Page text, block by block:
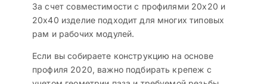
За счет совместимости с профилями 20х20 и
20х40 изделие подходит для многих типовых
рам и рабочих модулей.
Если вы собираете конструкцию на основе
профиля 2020, важно подбирать крепеж с